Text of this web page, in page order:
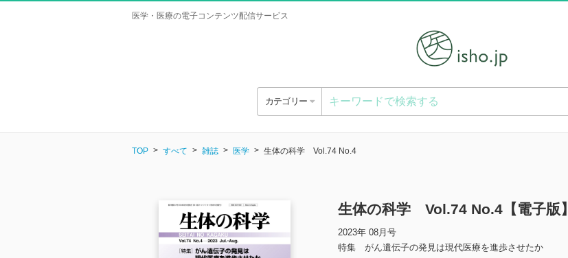
医学・医療の電子コンテンツ配信サービス
カテゴリー
TOP すべて 雑誌 医学 生体の科学 Vol.74 No.4
生体の科学 Vol.74 No.4【電子版】
2023年 08月号
特集 がん遺伝子の発見は現代医療を進歩させたか